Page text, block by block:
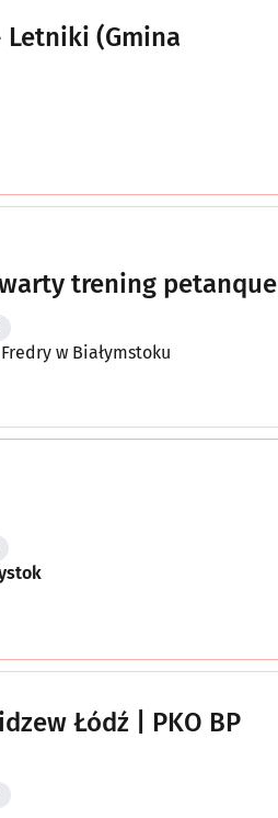
Letniki (Gmina
trening petanque
w Białymstoku
Łódź | PKO BP